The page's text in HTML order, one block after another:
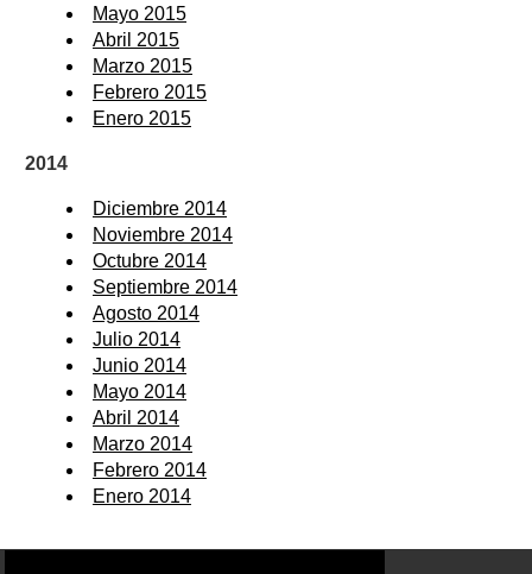
Mayo 2015
Abril 2015
Marzo 2015
Febrero 2015
Enero 2015
2014
Diciembre 2014
Noviembre 2014
Octubre 2014
Septiembre 2014
Agosto 2014
Julio 2014
Junio 2014
Mayo 2014
Abril 2014
Marzo 2014
Febrero 2014
Enero 2014